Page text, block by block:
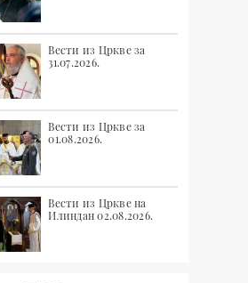
Вести из Цркве за
31.07.2026.
Вести из Цркве за
01.08.2026.
Вести из Цркве на
Илиндан 02.08.2026.